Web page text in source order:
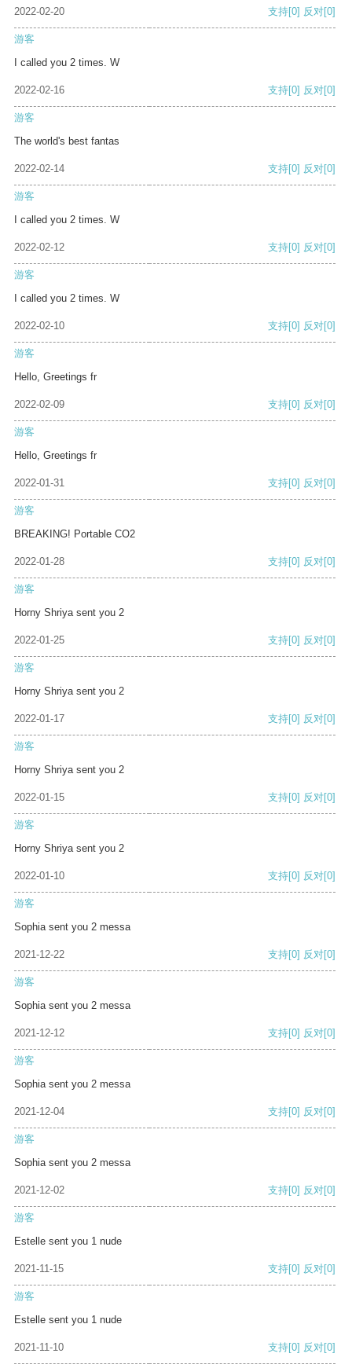
2022-02-20 支持[0] 反对[0]
游客
I called you 2 times. W
2022-02-16 支持[0] 反对[0]
游客
The world's best fantas
2022-02-14 支持[0] 反对[0]
游客
I called you 2 times. W
2022-02-12 支持[0] 反对[0]
游客
I called you 2 times. W
2022-02-10 支持[0] 反对[0]
游客
Hello, Greetings fr
2022-02-09 支持[0] 反对[0]
游客
Hello, Greetings fr
2022-01-31 支持[0] 反对[0]
游客
BREAKING! Portable CO2
2022-01-28 支持[0] 反对[0]
游客
Horny Shriya sent you 2
2022-01-25 支持[0] 反对[0]
游客
Horny Shriya sent you 2
2022-01-17 支持[0] 反对[0]
游客
Horny Shriya sent you 2
2022-01-15 支持[0] 反对[0]
游客
Horny Shriya sent you 2
2022-01-10 支持[0] 反对[0]
游客
Sophia sent you 2 messa
2021-12-22 支持[0] 反对[0]
游客
Sophia sent you 2 messa
2021-12-12 支持[0] 反对[0]
游客
Sophia sent you 2 messa
2021-12-04 支持[0] 反对[0]
游客
Sophia sent you 2 messa
2021-12-02 支持[0] 反对[0]
游客
Estelle sent you 1 nude
2021-11-15 支持[0] 反对[0]
游客
Estelle sent you 1 nude
2021-11-10 支持[0] 反对[0]